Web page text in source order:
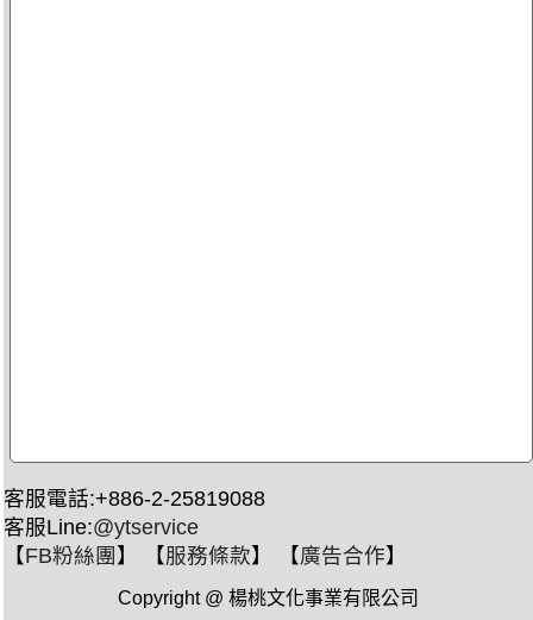
客服電話:+886-2-25819088
客服Line:@ytservice
【FB粉絲團 】 【服務條款】 【廣告合作】
Copyright @ 楊桃文化事業有限公司